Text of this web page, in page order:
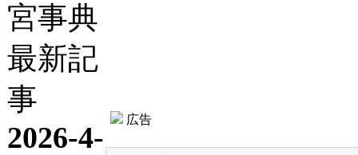
宮事典
最新記
事
2026-4-
広告